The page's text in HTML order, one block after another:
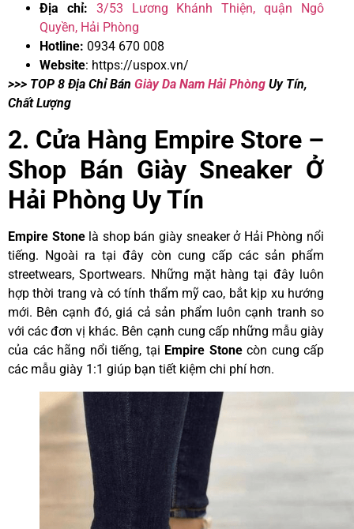
Địa chỉ: 3/53 Lương Khánh Thiện, quận Ngô
Quyền, Hải Phòng
Hotline: 0934 670 008
Website: https://uspox.vn/
>>> TOP 8 Địa Chỉ Bán Giày Da Nam Hải Phòng Uy Tín,
Chất Lượng
2. Cửa Hàng Empire Store –
Shop Bán Giày Sneaker Ở
Hải Phòng Uy Tín
Empire Stonelà shop bán giày sneaker ở Hải Phòng nổi
tiếng. Ngoài ra tại đây còn cung cấp các sản phẩm
streetwears, Sportwears. Những mặt hàng tại đây luôn
hợp thời trang và có tính thẩm mỹ cao, bắt kịp xu hướng
mới. Bên cạnh đó, giá cả sản phẩm luôn cạnh tranh so
với các đơn vị khác. Bên cạnh cung cấp những mẫu giày
của các hãng nổi tiếng, tại Empire Stonecòn cung cấp
các mẫu giày 1:1 giúp bạn tiết kiệm chi phí hơn.